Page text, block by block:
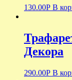
130.00Р В
Декора
290.00Р В